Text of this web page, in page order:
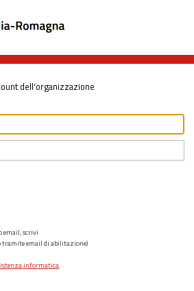
dell'organizzazione
email, scrivi
tramite email di abilitazione)
informatica.